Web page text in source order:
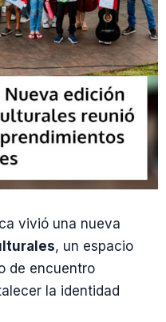
vivió una nueva
, un espacio
de encuentro
la identidad